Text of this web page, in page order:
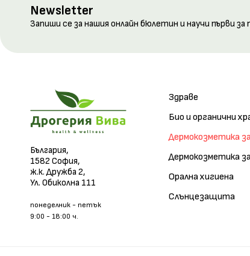
Newsletter
Запиши се за нашия онлайн бюлетин и научи първи
България,
1582 София,
ж.к. Дружба 2,
Ул. Обиколна 111
понеделник - петък
9:00 - 18:00 ч.
Здраве
Био и органични
Дермокозметика
Дермокозметика
Орална хигиена
Слънцезащита